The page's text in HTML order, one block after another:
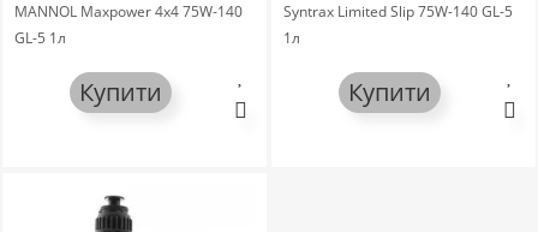
MANNOL Maxpower 4x4 75W-140
GL-5 1л
Купити
Syntrax Limited Slip 75W-140 GL-5
1л
Купити